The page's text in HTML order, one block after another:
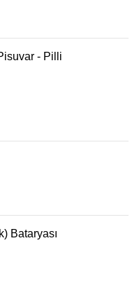
- Pilli
Bataryası